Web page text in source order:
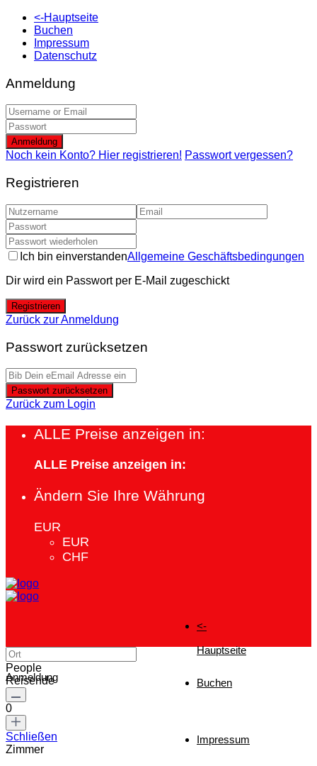
<-Hauptseite
Buchen
Impressum
Datenschutz
Anmeldung
Anmeldung
Noch kein Konto? Hier registrieren! Passwort vergessen?
Registrieren
Ich bin einverstandenAllgemeine Geschäftsbedingungen
Dir wird ein Passwort per E-Mail zugeschickt
Registrieren
Zurück zur Anmeldung
Passwort zurücksetzen
Passwort zurücksetzen
Zurück zum Login
ALLE Preise anzeigen in:
ALLE Preise anzeigen in:
Ändern Sie Ihre Währung
EUR
EUR
CHF
<-
Hauptseite
Buchen
Impressum
Anmeldung
People
Reisende
0
Schließen
Zimmer